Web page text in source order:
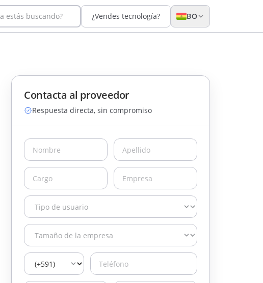
estás buscando? ¿Vendes tecnología? BO
Contacta al proveedor
Respuesta directa, sin compromiso